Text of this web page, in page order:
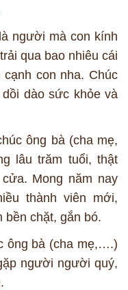
người mà con kính
qua bao nhiêu cái
con nha. Chúc
dào sức khỏe và
ông bà (cha mẹ,
lâu trăm tuổi, thật
Mong năm nay
thành viên mới,
bền chặt, gắn bó.
ông bà (cha mẹ,….)
người người quý,